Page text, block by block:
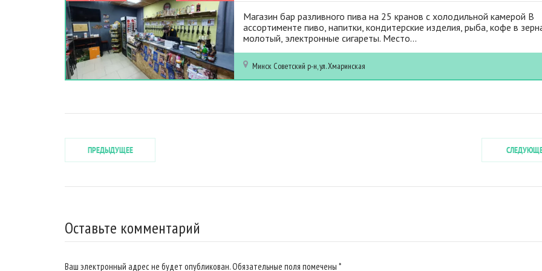
Магазин бар разливного пива на 25 кранов с холодильной камерой В
ассортименте пиво, напитки, кондитерские изделия, рыба, кофе в
молотый, электронные сигареты. Место...
Минск Советский р-н, ул. Хмаринская
ПРЕДЫДУЩЕЕ
Оставьте комментарий
Ваш электронный адрес не будет опубликован. Обязательные поля помечены *